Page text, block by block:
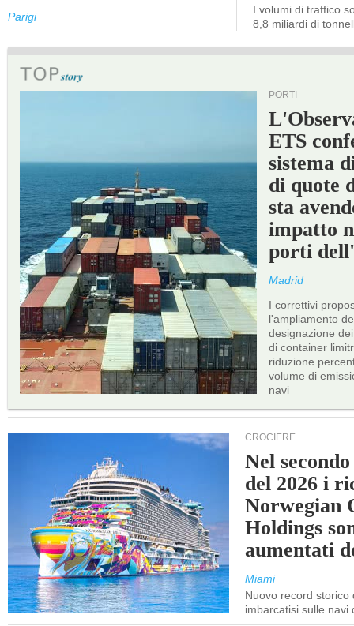
Parigi
I volumi di traffico
8,8 miliardi di
PORTI
ETS
sistema
di quote
sta
impatto
porti
Madrid
I correttivi
l'ampliamento
designazione
di container
riduzione
volume di
navi
CROCIERE
Nel
del 2026 i
Norwegian
Holdings
aumentati
Miami
Nuovo record storico
imbarcatisi sulle navi